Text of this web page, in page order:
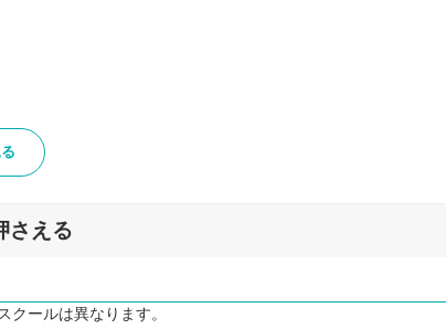
さえる
ールは異なります。